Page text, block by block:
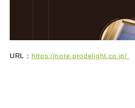
URL： https://note.prodelight.co.jp/